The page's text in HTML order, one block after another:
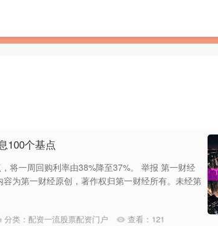
100个基点
将一周回购利率由38%降至37%。 举报 第一财经
为第一财经原创，著作权归第一财经所有。未经第
分类： 配资一流股票配资门户 查看： 121